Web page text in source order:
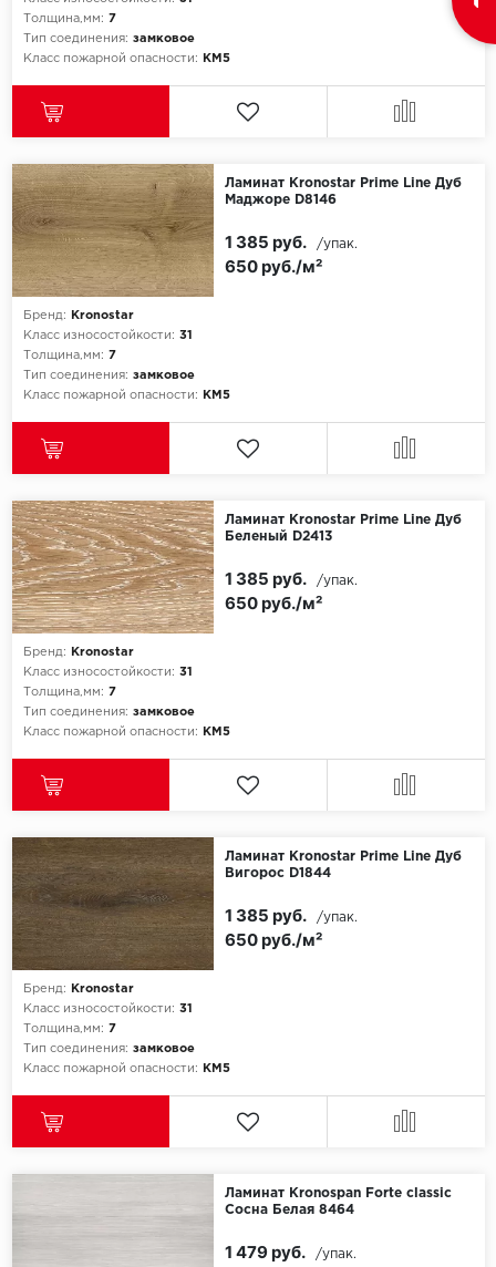
Толщина,мм: 7
Тип соединения: замковое
Класс пожарной опасности:
КМ5
Ламинат Kronostar Prime Line Дуб
Маджоре D8146
Бренд:
Kronostar
Класс износостойкости: 31
Толщина,мм: 7
Тип соединения: замковое
Класс пожарной опасности:
КМ5
650 руб./м²
1 385 руб. /упак.
Ламинат Kronostar Prime Line Дуб
Беленый D2413
Бренд:
Kronostar
Класс износостойкости: 31
Толщина,мм: 7
Тип соединения: замковое
Класс пожарной опасности:
КМ5
650 руб./м²
1 385 руб. /упак.
Ламинат Kronostar Prime Line Дуб
Вигорос D1844
Бренд:
Kronostar
Класс износостойкости: 31
Толщина,мм: 7
Тип соединения: замковое
Класс пожарной опасности:
КМ5
650 руб./м²
1 385 руб. /упак.
Ламинат Kronospan Forte classic
Сосна Белая 8464
1 479 руб. /упак.